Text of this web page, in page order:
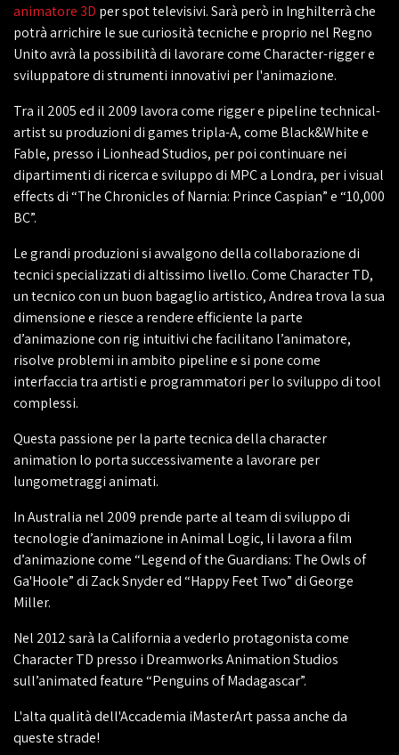
animatore 3D per spot televisivi. Sarà però in Inghilterrà che
potrà arrichire le sue curiosità tecniche e proprio nel Regno
Unito avrà la possibilità di lavorare come Character-rigger e
sviluppatore di strumenti innovativi per l'animazione.
Tra il 2005 ed il 2009 lavora come rigger e pipeline technical-
artist su produzioni di games tripla-A, come Black&White e
Fable, presso i Lionhead Studios, per poi continuare nei
dipartimenti di ricerca e sviluppo di MPC a Londra, per i visual
effects di “The Chronicles of Narnia: Prince Caspian” e “10,000
BC”.
Le grandi produzioni si avvalgono della collaborazione di
tecnici specializzati di altissimo livello. Come Character TD,
un tecnico con un buon bagaglio artistico, Andrea trova la sua
dimensione e riesce a rendere efficiente la parte
d’animazione con rig intuitivi che facilitano l’animatore,
risolve problemi in ambito pipeline e si pone come
interfaccia tra artisti e programmatori per lo sviluppo di tool
complessi.
Questa passione per la parte tecnica della character
animation lo porta successivamente a lavorare per
lungometraggi animati.
In Australia nel 2009 prende parte al team di sviluppo di
tecnologie d’animazione in Animal Logic, li lavora a film
d’animazione come “Legend of the Guardians: The Owls of
Ga'Hoole” di Zack Snyder ed “Happy Feet Two” di George
Miller.
Nel 2012 sarà la California a vederlo protagonista come
Character TD presso i Dreamworks Animation Studios
sull’animated feature “Penguins of Madagascar”.
L'alta qualità dell'Accademia iMasterArt passa anche da
queste strade!